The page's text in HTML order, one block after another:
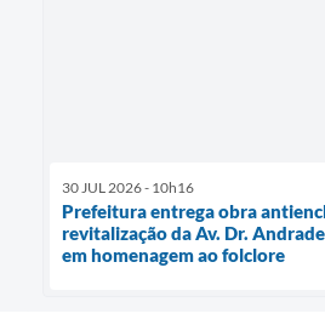
30 JUL 2026 - 10h16
Prefeitura entrega obra
revitalização da Av. Dr.
em homenagem ao folclore